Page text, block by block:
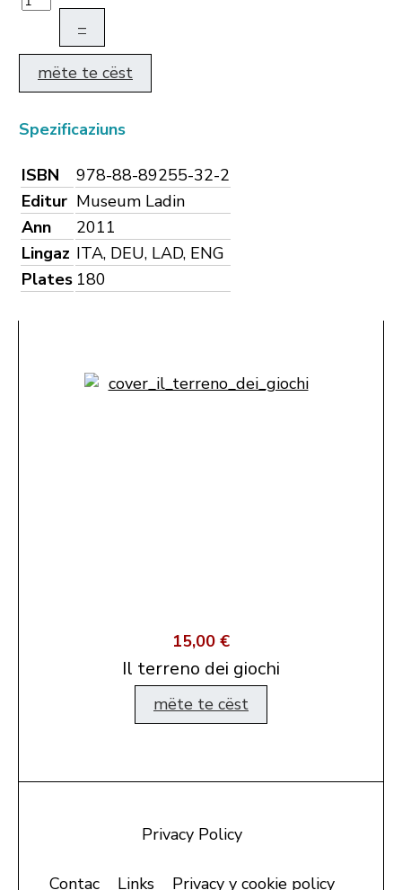
–
mëte te cëst
Spezificaziuns
ISBN
978-88-89255-32-2
Editur Museum Ladin
Ann
2011
Lingaz ITA, DEU, LAD, ENG
Plates 180
15,00 €
Il terreno dei giochi
mëte te cëst
Privacy Policy
Contac Links Privacy y cookie policy